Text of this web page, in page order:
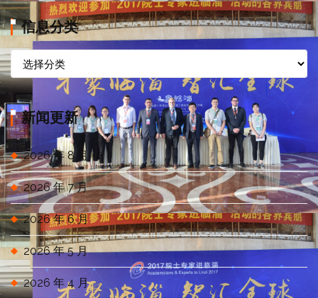
信息分类
信
息
分
类新闻更新
2026 年 8 月
2026 年 7 月
2026 年 6 月
2026 年 5 月
2026 年 4 月